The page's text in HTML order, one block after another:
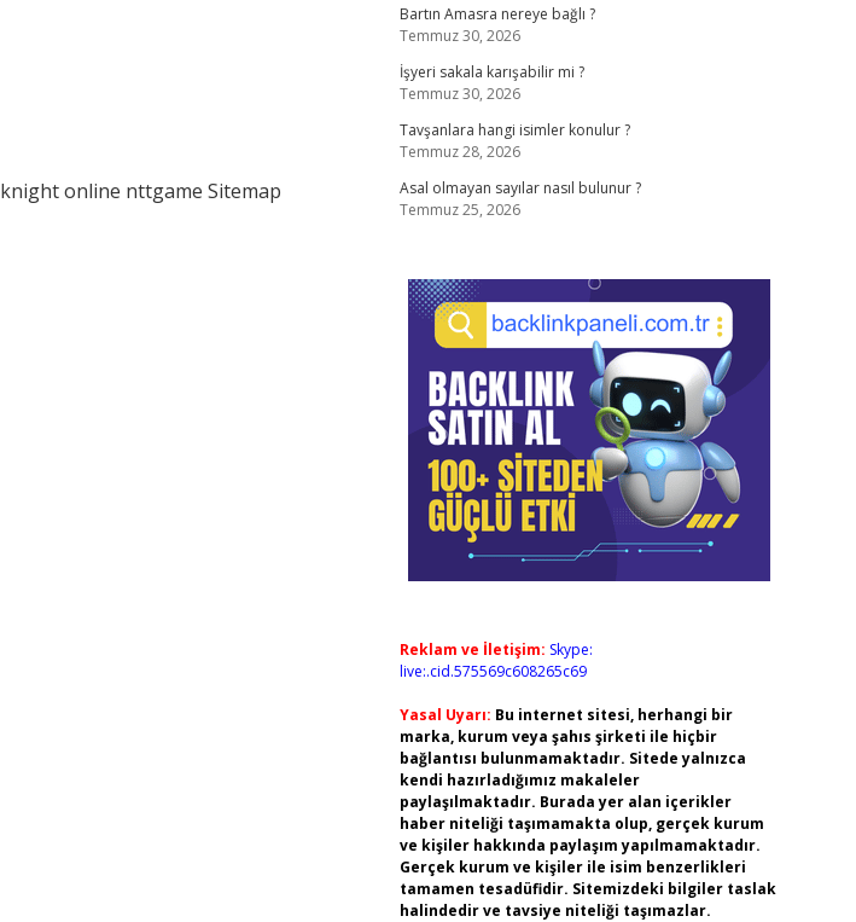
knight online nttgame Sitemap
Bartın Amasra nereye bağlı ?
Temmuz 30, 2026
İşyeri sakala karışabilir mi ?
Temmuz 30, 2026
Tavşanlara hangi isimler konulur ?
Temmuz 28, 2026
Asal olmayan sayılar nasıl bulunur ?
Temmuz 25, 2026
Reklam ve İletişim: Skype:
live:.cid.575569c608265c69
Yasal Uyarı: Bu internet sitesi, herhangi bir
marka, kurum veya şahıs şirketi ile hiçbir
bağlantısı bulunmamaktadır. Sitede yalnızca
kendi hazırladığımız makaleler
paylaşılmaktadır. Burada yer alan içerikler
haber niteliği taşımamakta olup, gerçek kurum
ve kişiler hakkında paylaşım yapılmamaktadır.
Gerçek kurum ve kişiler ile isim benzerlikleri
tamamen tesadüfidir. Sitemizdeki bilgiler taslak
halindedir ve tavsiye niteliği taşımazlar.